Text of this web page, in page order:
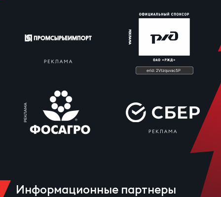
Информационные партнеры